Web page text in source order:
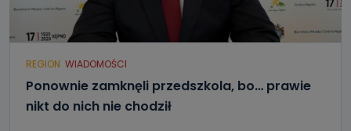
REGION WIADOMOŚCI
Ponownie zamknęli przedszkola, bo… prawie
nikt do nich nie chodził